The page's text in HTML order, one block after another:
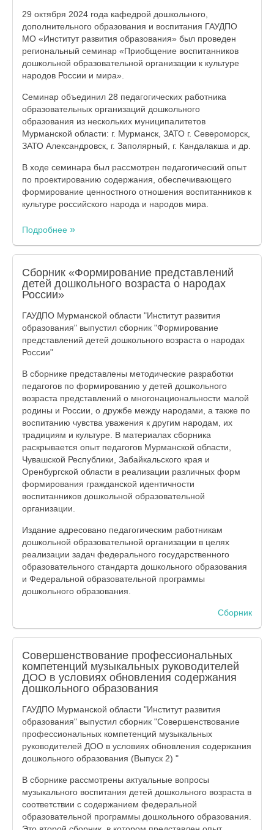
29 октября 2024 года кафедрой дошкольного,
дополнительного образования и воспитания ГАУДПО
МО «Институт развития образования» был проведен
региональный семинар «Приобщение воспитанников
дошкольной образовательной организации к культуре
народов России и мира».
Семинар объединил 28 педагогических работника
образовательных организаций дошкольного
образования из нескольких муниципалитетов
Мурманской области: г. Мурманск, ЗАТО г. Североморск,
ЗАТО Александровск, г. Заполярный, г. Кандалакша и др.
В ходе семинара был рассмотрен педагогический опыт
по проектированию содержания, обеспечивающего
формирование ценностного отношения воспитанников к
культуре российского народа и народов мира.
Подробнее
Сборник «Формирование представлений
детей дошкольного возраста о народах
России»
ГАУДПО Мурманской области "Институт развития
образования" выпустил сборник "Формирование
представлений детей дошкольного возраста о народах
России"
В сборнике представлены методические разработки
педагогов по формированию у детей дошкольного
возраста представлений о многонациональности малой
родины и России, о дружбе между народами, а также по
воспитанию чувства уважения к другим народам, их
традициям и культуре. В материалах сборника
раскрывается опыт педагогов Мурманской области,
Чувашской Республики, Забайкальского края и
Оренбургской области в реализации различных форм
формирования гражданской идентичности
воспитанников дошкольной образовательной
организации.
Издание адресовано педагогическим работникам
дошкольной образовательной организации в целях
реализации задач федерального государственного
образовательного стандарта дошкольного образования
и Федеральной образовательной программы
дошкольного образования.
Сборник
Совершенствование профессиональных
компетенций музыкальных руководителей
ДОО в условиях обновления содержания
дошкольного образования
ГАУДПО Мурманской области "Институт развития
образования" выпустил сборник "Совершенствование
профессиональных компетенций музыкальных
руководителей ДОО в условиях обновления содержания
дошкольного образования (Выпуск 2) "
В сборнике рассмотрены актуальные вопросы
музыкального воспитания детей дошкольного возраста в
соответствии с содержанием федеральной
образовательной программы дошкольного образования.